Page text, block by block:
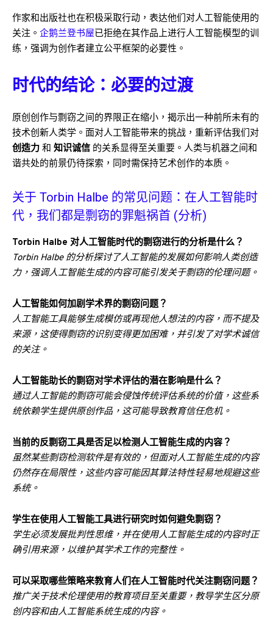
作家和出版社也在积极采取行动，表达他们对人工智能使用的
关注。 企鹅兰登书屋已拒绝在其作品上进行人工智能模型的训
练，强调为创作者建立公平框架的必要性。
时代的结论：必要的过渡
原创创作与剽窃之间的界限正在缩小，揭示出一种前所未有的
技术创新人类学。面对人工智能带来的挑战，重新评估我们对
创造力 和 知识诚信 的关系显得至关重要。人类与机器之间和
谐共处的前景仍待探索，同时需保持艺术创作的本质。
关于 Torbin Halbe 的常见问题：在人工智能时
代，我们都是剽窃的罪魁祸首 (分析)
Torbin Halbe 对人工智能时代的剽窃进行的分析是什么？
Torbin Halbe 的分析探讨了人工智能的发展如何影响人类创造
力，强调人工智能生成的内容可能引发关于剽窃的伦理问题。
人工智能如何加剧学术界的剽窃问题？
人工智能工具能够生成模仿或再现他人想法的内容，而不提及
来源，这使得剽窃的识别变得更加困难，并引发了对学术诚信
的关注。
人工智能助长的剽窃对学术评估的潜在影响是什么？
通过人工智能的剽窃可能会侵蚀传统评估系统的价值，这些系
统依赖学生提供原创作品，这可能导致教育信任危机。
当前的反剽窃工具是否足以检测人工智能生成的内容？
虽然某些剽窃检测软件是有效的，但面对人工智能生成的内容
仍然存在局限性，这些内容可能因其算法特性轻易地规避这些
系统。
学生在使用人工智能工具进行研究时如何避免剽窃？
学生必须发展批判性思维，并在使用人工智能生成的内容时正
确引用来源，以维护其学术工作的完整性。
可以采取哪些策略来教育人们在人工智能时代关注剽窃问题？
推广关于技术伦理使用的教育项目至关重要，教导学生区分原
创内容和由人工智能系统生成的内容。